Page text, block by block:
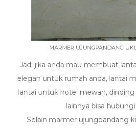
MARMER UJUNGPANDANG
Jadi jika anda mau membuat
elegan untuk rumah anda, lantai
lantai untuk hotel mewah,
lainnya bisa
Selain marmer ujungpandang